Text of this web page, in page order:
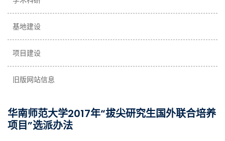
基地建设
项目建设
旧版网站信息
华南师范大学2017年“拔尖研究生国外联合培养
项目”选派办法